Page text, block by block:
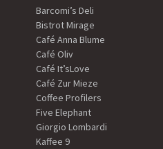
Barcomi’s Deli
Bistrot Mirage
Café Anna Blume
Café Oliv
Café It’sLove
Café Zur Mieze
Coffee Profilers
Five Elephant
Giorgio Lombardi
Kaffee 9